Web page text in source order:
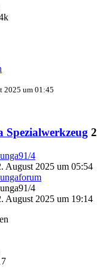
2025 um 01:45
Spezialwerkzeug 2
4
August 2025 um 05:54
4
August 2025 um 19:14